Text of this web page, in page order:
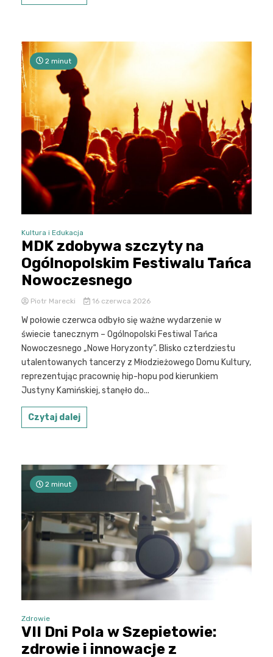
2 minut
Kultura i Edukacja
MDK zdobywa szczyty na
Ogólnopolskim Festiwalu Tańca
Nowoczesnego
Piotr Marecki 16 czerwca 2026
W połowie czerwca odbyło się ważne wydarzenie w
świecie tanecznym – Ogólnopolski Festiwal Tańca
Nowoczesnego „Nowe Horyzonty”. Blisko czterdziestu
utalentowanych tancerzy z Młodzieżowego Domu Kultury,
reprezentując pracownię hip-hopu pod kierunkiem
Justyny Kamińskiej, stanęło do...
Czytaj dalej
2 minut
Zdrowie
VII Dni Pola w Szepietowie:
zdrowie i innowacje z